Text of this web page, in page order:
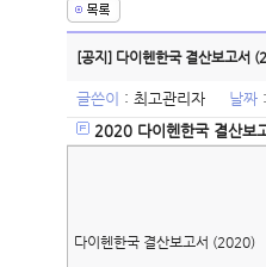
[공지] 다이헨한국 결산보고서
글쓴이 : 최고관리자 날짜
2020 다이헨한국 결산보
다이헨한국 결산보고서 (2020)